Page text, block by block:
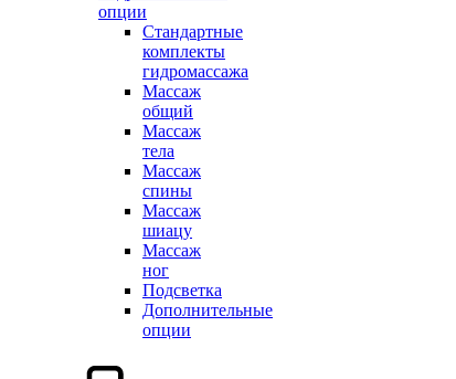
опции
Стандартные
комплекты
гидромассажа
Массаж
общий
Массаж
тела
Массаж
спины
Массаж
шиацу
Массаж
ног
Подсветка
Дополнительные
опции